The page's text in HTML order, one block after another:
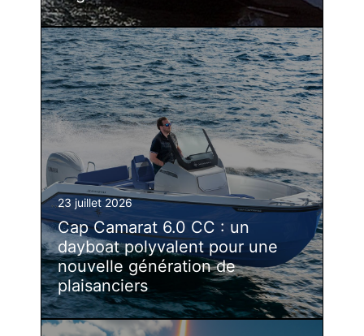
23 juillet 2026
Cap Camarat 6.0 CC : un
dayboat polyvalent pour une
nouvelle génération de
plaisanciers